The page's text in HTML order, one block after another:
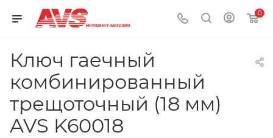
0
Ключ гаечный
комбинированный
трещоточный (18 мм)
AVS K60018